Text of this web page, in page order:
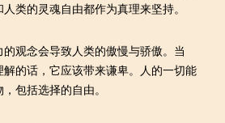
类的灵魂自由都作为真理来坚持。
观念会导致人类的傲慢与骄傲。当
的话，它应该带来谦卑。人的一切能
包括选择的自由。